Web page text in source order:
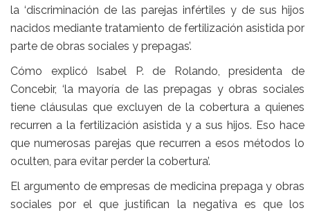
la ‘discriminación de las parejas infértiles y de sus hijos
nacidos mediante tratamiento de fertilización asistida por
parte de obras sociales y prepagas’.
Cómo explicó Isabel P. de Rolando, presidenta de
Concebir, ‘la mayoría de las prepagas y obras sociales
tiene cláusulas que excluyen de la cobertura a quienes
recurren a la fertilización asistida y a sus hijos. Eso hace
que numerosas parejas que recurren a esos métodos lo
oculten, para evitar perder la cobertura’.
El argumento de empresas de medicina prepaga y obras
sociales por el que justifican la negativa es que los